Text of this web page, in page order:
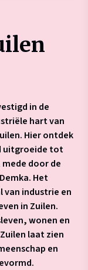
in de
hart van
Hier ontdek
uitgroeide tot
door de
Het
industrie en
in Zuilen.
wonen en
laat zien
en